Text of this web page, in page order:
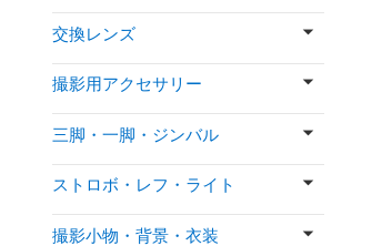
交換レンズ
撮影用アクセサリー
三脚・一脚・ジンバル
ストロボ・レフ・ライト
撮影小物・背景・衣装